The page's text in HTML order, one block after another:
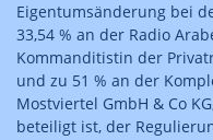
Eigentumsänderung bei
33,54 % an der Radio
Kommanditistin der
und zu 51 % an der
Mostviertel GmbH & Co
beteiligt ist, der